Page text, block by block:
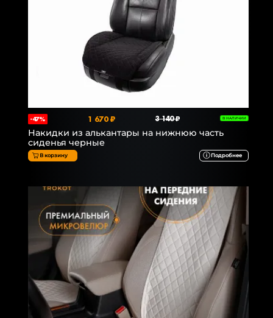
-47% 1 670 ₽ 3 140 ₽ В НАЛИЧИИ
Накидки из алькантары на нижнюю часть
сиденья черные
В корзину Подробнее